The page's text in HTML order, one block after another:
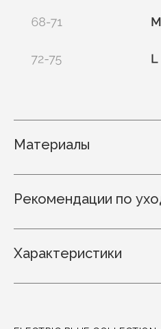
Материалы
Рекомендации по
Характеристики